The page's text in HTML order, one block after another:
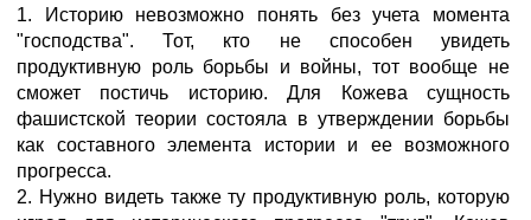
1. Историю невозможно понять без учета момента
"господства". Тот, кто не способен увидеть
продуктивную роль борьбы и войны, тот вообще не
сможет постичь историю. Для Кожева сущность
фашистской теории состояла в утверждении борьбы
как составного элемента истории и ее возможного
прогресса.
2. Нужно видеть также ту продуктивную роль, которую